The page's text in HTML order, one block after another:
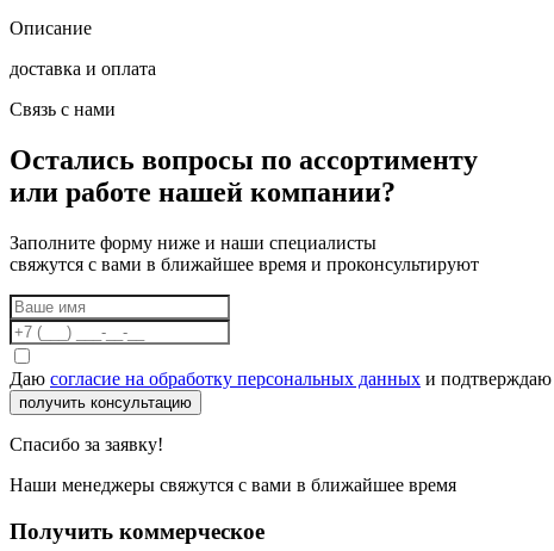
Описание
доставка и оплата
Связь с нами
Остались вопросы по ассортименту
или работе нашей компании?
Заполните форму ниже и наши специалисты
свяжутся с вами в ближайшее время и проконсультируют
Даю согласие на обработку персональных данных и подтверждаю
получить консультацию
Спасибо за заявку!
Наши менеджеры свяжутся с вами в ближайшее время
Получить коммерческое